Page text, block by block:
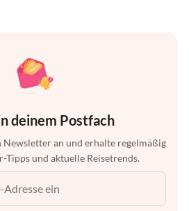
deinem Postfach
an und erhalte regelmäßig
Tipps und aktuelle Reisetrends.